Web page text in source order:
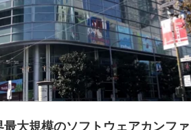
最大規模のソフトウェアカンフ